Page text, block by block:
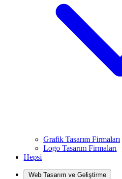
Grafik Tasarım Firmaları
Logo Tasarım Firmaları
Hepsi
Web Tasarım ve Geliştirme